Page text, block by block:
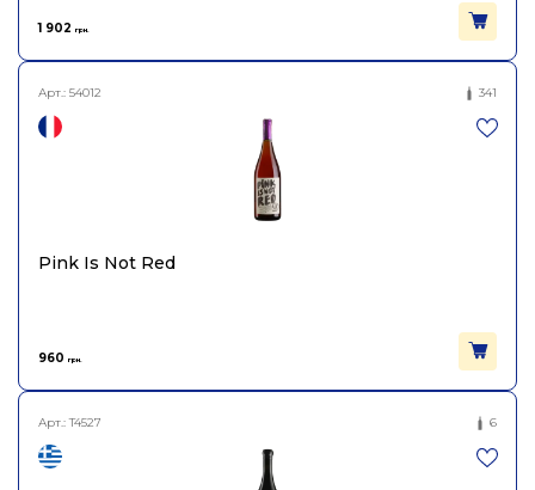
1 902 грн.
Арт.: 54012 341
Pink Is Not Red
960 грн.
Арт.:T4527 6